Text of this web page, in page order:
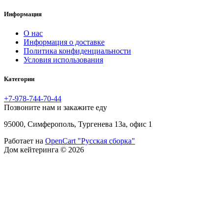
Информация
O нас
Информация о доставке
Политика конфиденциальности
Условия использования
Категории
+7-978-744-70-44
Позвоните нам и закажите еду
95000, Симферополь, Тургенева 13а, офис 1
Работает на OpenCart "Русская сборка"
Дом кейтеринга © 2026